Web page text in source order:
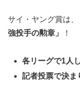
サイ・ヤング賞は、
強投手の勲章」
！
各リーグで1人
記者投票で決ま